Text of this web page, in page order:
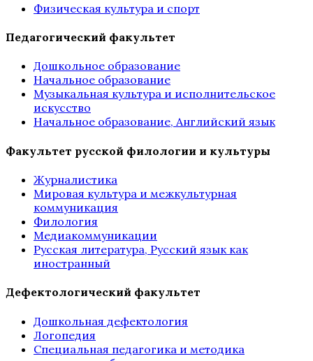
Физическая культура и спорт
Педагогический факультет
Дошкольное образование
Начальное образование
Музыкальная культура и исполнительское
искусство
Начальное образование, Английский язык
Факультет русской филологии и культуры
Журналистика
Мировая культура и межкультурная
коммуникация
Филология
Медиакоммуникации
Русская литература, Русский язык как
иностранный
Дефектологический факультет
Дошкольная дефектология
Логопедия
Специальная педагогика и методика